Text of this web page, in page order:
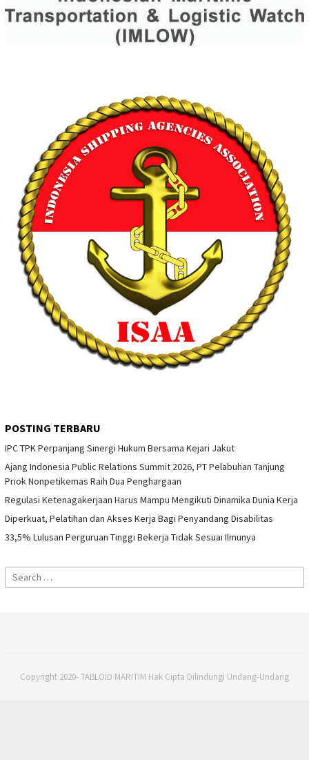
POSTING TERBARU
IPC TPK Perpanjang Sinergi Hukum Bersama Kejari Jakut
Ajang Indonesia Public Relations Summit 2026, PT Pelabuhan Tanjung
Priok Nonpetikemas Raih Dua Penghargaan
Regulasi Ketenagakerjaan Harus Mampu Mengikuti Dinamika Dunia Kerja
Diperkuat, Pelatihan dan Akses Kerja Bagi Penyandang Disabilitas
33,5% Lulusan Perguruan Tinggi Bekerja Tidak Sesuai Ilmunya
Search
for:
Copyright 2020- TABLOID MARITIM Hak Cipta Dilindungi Undang-Undang